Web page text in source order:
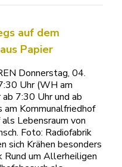
auf dem
Papier
Donnerstag, 04.
Uhr (WH am
7:30 Uhr und ab
Kommunalfriedhof
Lebensraum von
Foto: Radiofabrik
sich Krähen besonders
Rund um Allerheiligen